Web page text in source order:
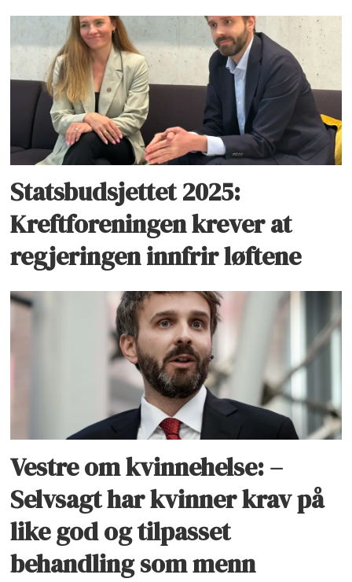
Statsbudsjettet 2025:
Kreftforeningen krever at
regjeringen innfrir løftene
Vestre om kvinnehelse: –
Selvsagt har kvinner krav på
like god og tilpasset
behandling som menn